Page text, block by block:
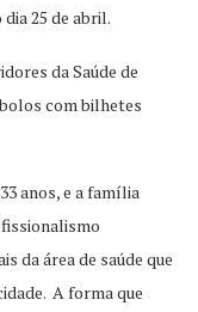
25 de abril.
da Saúde de
com bilhetes
anos, e a família
da área de saúde que
A forma que